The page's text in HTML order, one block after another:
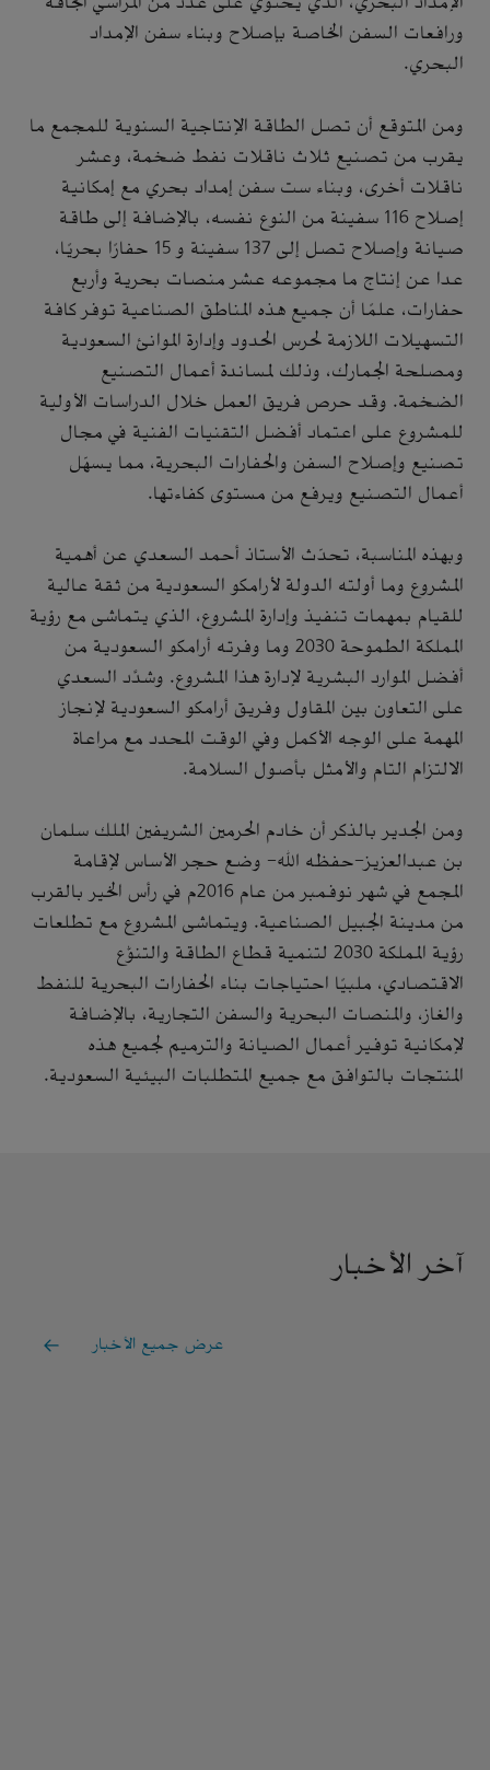
ورافعات السفن الخاصة بإصلاح وبناء سفن الإمداد
البحري.
ومن المتوقع أن تصل الطاقة الإنتاجية السنوية للمجمع ما
يقرب من تصنيع ثلاث ناقلات نفط ضخمة، وعشر
ناقلات أخرى، وبناء ست سفن إمداد بحري مع إمكانية
إصلاح 116 سفينة من النوع نفسه، بالإضافة إلى طاقة
صيانة وإصلاح تصل إلى 137 سفينة و 15 حفارًا بحريًا،
عدا عن إنتاج ما مجموعه عشر منصات بحرية وأربع
حفارات، علمًا أن جميع هذه المناطق الصناعية توفر كافة
التسهيلات اللازمة لحرس الحدود وإدارة الموانئ السعودية
ومصلحة الجمارك، وذلك لمساندة أعمال التصنيع
الضخمة. وقد حرص فريق العمل خلال الدراسات الأولية
للمشروع على اعتماد أفضل التقنيات الفنية في مجال
تصنيع وإصلاح السفن والحفارات البحرية، مما يسهّل
أعمال التصنيع ويرفع من مستوى كفاءتها.
وبهذه المناسبة، تحدّث الأستاذ أحمد السعدي عن أهمية
المشروع وما أولته الدولة لأرامكو السعودية من ثقة عالية
للقيام بمهمات تنفيذ وإدارة المشروع، الذي يتماشى مع رؤية
المملكة الطموحة 2030 وما وفرته أرامكو السعودية من
أفضل الموارد البشرية لإدارة هذا المشروع. وشدَّد السعدي
على التعاون بين المقاول وفريق أرامكو السعودية لإنجاز
المهمة على الوجه الأكمل وفي الوقت المحدد مع مراعاة
الالتزام التام والأمثل بأصول السلامة.
ومن الجدير بالذكر أن خادم الحرمين الشريفين الملك سلمان
بن عبدالعزيز-حفظه الله- وضع حجر الأساس لإقامة
المجمع في شهر نوفمبر من عام 2016م في رأس الخير بالقرب
من مدينة الجبيل الصناعية. ويتماشى المشروع مع تطلعات
رؤية المملكة 2030 لتنمية قطاع الطاقة والتنوُّع
الاقتصادي، ملبيًا احتياجات بناء الحفارات البحرية للنفط
والغاز، والمنصات البحرية والسفن التجارية، بالإضافة
لإمكانية توفير أعمال الصيانة والترميم لجميع هذه
المنتجات بالتوافق مع جميع المتطلبات البيئية السعودية.
آخر الأخبار
عرض جميع الأخبار